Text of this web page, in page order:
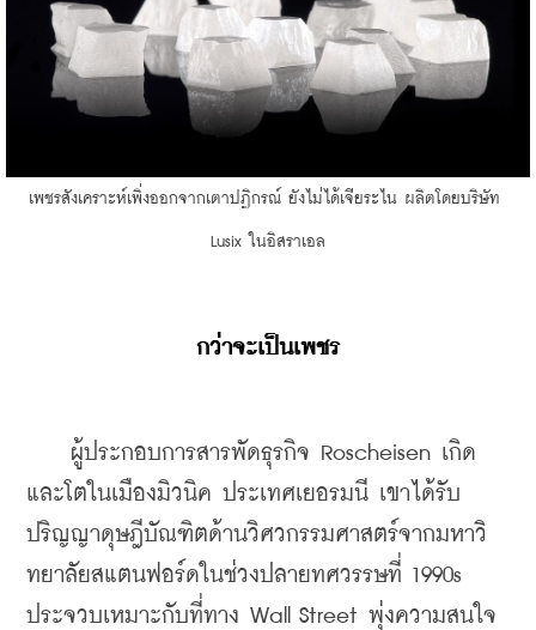
​เพชรสังเคราะห์เพิ่งออกจากเตาปฏิกรณ์ ยังไม่ได้เจียระไน ผลิตโดยบริษัท
Lusix ในอิสราเอล
กว่าจะเป็นเพชร
ผู้ประกอบการสารพัดธุรกิจ Roscheisen เกิด
และโตในเมืองมิวนิค ประเทศเยอรมนี เขาได้รับ
ปริญญาดุษฎีบัณฑิตด้านวิศวกรรมศาสตร์จากมหาวิ
ทยาลัยสแตนฟอร์ดในช่วงปลายทศวรรษที่ 1990s
ประจวบเหมาะกับที่ทาง Wall Street พุ่งความสนใจ